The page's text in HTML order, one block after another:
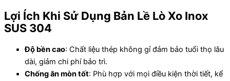
Lợi Ích Khi Sử Dụng Bản Lề Lò Xo Inox
SUS 304
Độ bền cao: Chất liệu thép không gỉ đảm bảo tuổi thọ lâu
dài, giảm chi phí bảo trì.
Chống ăn mòn tốt: Phù hợp với mọi điều kiện thời tiết, kể